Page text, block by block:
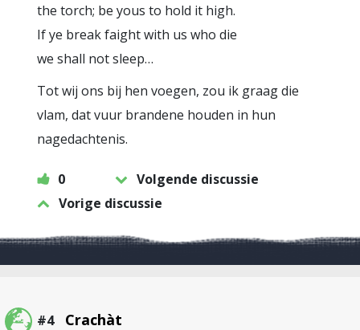
the torch; be yous to hold it high.
If ye break faight with us who die
we shall not sleep…
Tot wij ons bij hen voegen, zou ik graag die
vlam, dat vuur brandene houden in hun
nagedachtenis.
0
Volgende discussie
Vorige discussie
#4 Crachàt